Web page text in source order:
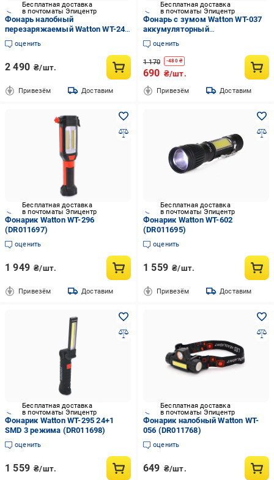
Бесплатная доставка
в почтоматы Эпицентр
Фонарь налобный
перезаряжаемый Watton WT-248
4 режима
оценить
2 490 ₴/шт.
Привезём Доставим
Бесплатная доставка
в почтоматы Эпицентр
Фонарь с зумом Watton WT-037
аккумуляторный
металлический светодиодный
оценить
1 170 -480₴
690 ₴/шт.
Привезём Доставим
Бесплатная доставка
в почтоматы Эпицентр
Фонарик Watton WT-296
(DR011697)
оценить
1 949 ₴/шт.
Привезём Доставим
Бесплатная доставка
в почтоматы Эпицентр
Фонарик Watton WT-602
(DR011695)
оценить
1 559 ₴/шт.
Привезём Доставим
Бесплатная доставка
в почтоматы Эпицентр
Фонарик Watton WT-295 24+1
SMD 3 режима (DR011698)
оценить
1 559 ₴/шт.
Бесплатная доставка
в почтоматы Эпицентр
Фонарик налобный Watton WT-
056 (DR011768)
оценить
649 ₴/шт.